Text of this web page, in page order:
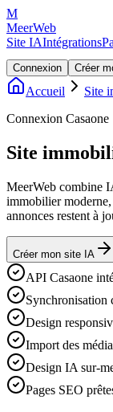
M
MeerWeb
Site IAIntégrations
Connexion Créer
Accueil Site
Connexion Casaone
Site
MeerWeb combine
immobilier
annonces restent à
Créer mon site IA
API Casaone
Synchronisation
Design
Import des
Design IA sur-
Pages SEO